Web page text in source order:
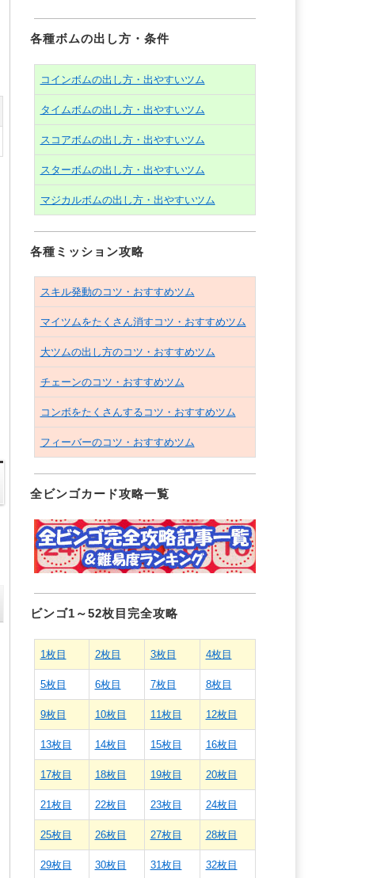
各種ボムの出し方・条件
コインボムの出し方・出やすいツム
タイムボムの出し方・出やすいツム
スコアボムの出し方・出やすいツム
スターボムの出し方・出やすいツム
マジカルボムの出し方・出やすいツム
各種ミッション攻略
スキル発動のコツ・おすすめツム
マイツムをたくさん消すコツ・おすすめツム
大ツムの出し方のコツ・おすすめツム
チェーンのコツ・おすすめツム
コンボをたくさんするコツ・おすすめツム
フィーバーのコツ・おすすめツム
全ビンゴカード攻略一覧
ビンゴ1～52枚目完全攻略
1枚目 2枚目 3枚目 4枚目
5枚目 6枚目 7枚目 8枚目
9枚目 10枚目 11枚目 12枚目
13枚目 14枚目 15枚目 16枚目
17枚目 18枚目 19枚目 20枚目
21枚目 22枚目 23枚目 24枚目
25枚目 26枚目 27枚目 28枚目
29枚目 30枚目 31枚目 32枚目